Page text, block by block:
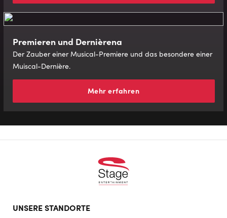
Premieren und Dernièrena
Der Zauber einer Musical-Premiere und das besondere einer
Muiscal-Dernière.
Mehr erfahren
UNSERE STANDORTE